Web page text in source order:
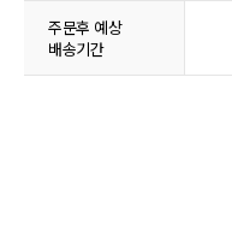
주문후 예상
배송기간